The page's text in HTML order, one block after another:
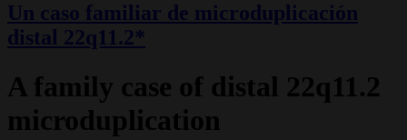
Un caso familiar de microduplicación
distal 22q11.2*
A family case of distal 22q11.2
microduplication